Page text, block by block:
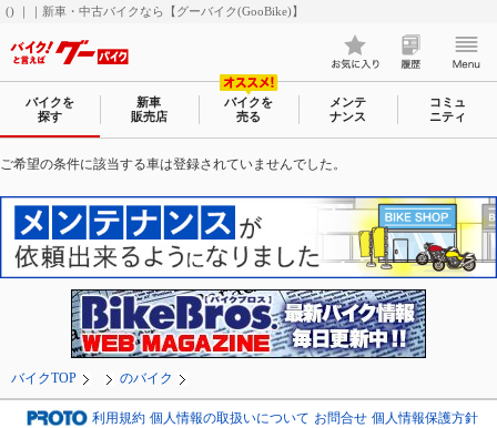
() ｜｜新車・中古バイクなら【グーバイク(GooBike)】
バイクを
探す
新車
販売店
バイクを
売る
メンテ
ナンス
コミュ
ニティ
ご希望の条件に該当する車は登録されていませんでした。
バイクTOP のバイク
利用規約 個人情報の取扱いについて お問合せ 個人情報保護方針